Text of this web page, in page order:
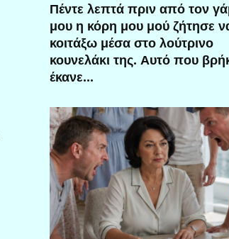
Πέντε λεπτά πριν από τον
μου η κόρη μου μού ζήτησε
κοιτάξω μέσα στο λούτρινο
κουνελάκι της. Αυτό που
έκανε…